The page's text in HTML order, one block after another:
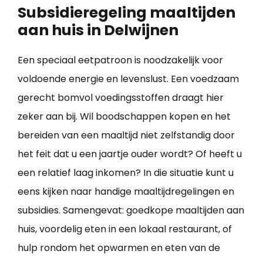
Subsidieregeling maaltijden
aan huis in Delwijnen
Een speciaal eetpatroon is noodzakelijk voor
voldoende energie en levenslust. Een voedzaam
gerecht bomvol voedingsstoffen draagt hier
zeker aan bij. Wil boodschappen kopen en het
bereiden van een maaltijd niet zelfstandig door
het feit dat u een jaartje ouder wordt? Of heeft u
een relatief laag inkomen? In die situatie kunt u
eens kijken naar handige maaltijdregelingen en
subsidies. Samengevat: goedkope maaltijden aan
huis, voordelig eten in een lokaal restaurant, of
hulp rondom het opwarmen en eten van de